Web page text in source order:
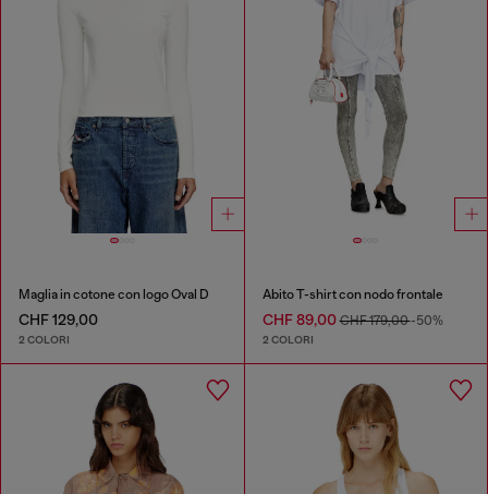
Maglia in cotone con logo Oval D
CHF 129,00
2 COLORI
Abito T-shirt con nodo frontale
CHF 89,00CHF 179,00-50%
2 COLORI